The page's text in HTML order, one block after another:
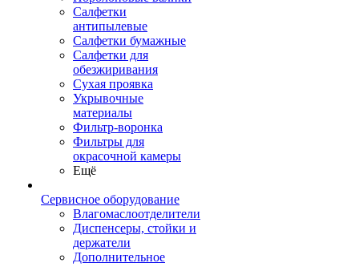
Салфетки
антипылевые
Салфетки бумажные
Салфетки для
обезжиривания
Сухая проявка
Укрывочные
материалы
Фильтр-воронка
Фильтры для
окрасочной камеры
Ещё
Сервисное оборудование
Влагомаслоотделители
Диспенсеры, стойки и
держатели
Дополнительное